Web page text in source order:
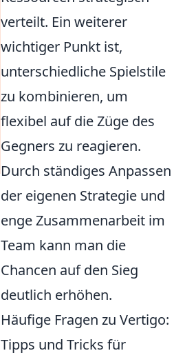
verteilt. Ein weiterer
wichtiger Punkt ist,
unterschiedliche Spielstile
zu kombinieren, um
flexibel auf die Züge des
Gegners zu reagieren.
Durch ständiges Anpassen
der eigenen Strategie und
enge Zusammenarbeit im
Team kann man die
Chancen auf den Sieg
deutlich erhöhen.
Häufige Fragen zu Vertigo:
Tipps und Tricks für